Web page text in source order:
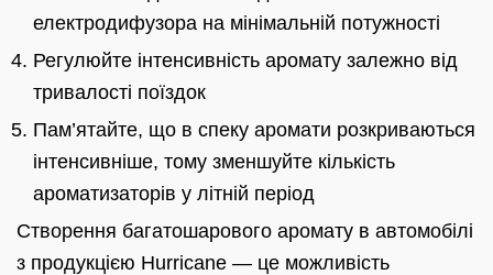
електродифузора на мінімальній потужності
Регулюйте інтенсивність аромату залежно від
тривалості поїздок
Пам’ятайте, що в спеку аромати розкриваються
інтенсивніше, тому зменшуйте кількість
ароматизаторів у літній період
Створення багатошарового аромату в автомобілі
з продукцією Hurricane — це можливість